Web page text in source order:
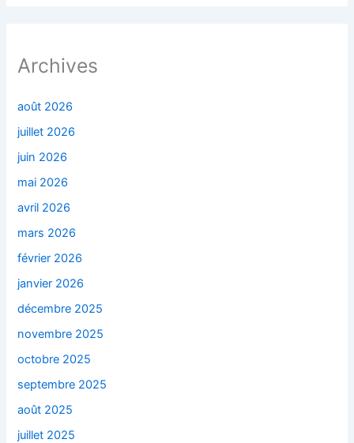
Archives
août 2026
juillet 2026
juin 2026
mai 2026
avril 2026
mars 2026
février 2026
janvier 2026
décembre 2025
novembre 2025
octobre 2025
septembre 2025
août 2025
juillet 2025